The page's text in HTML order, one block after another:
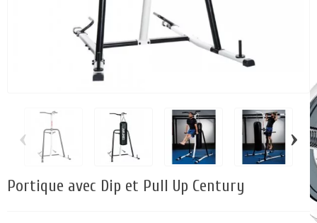
‹ ›
Portique avec Dip et Pull Up Century